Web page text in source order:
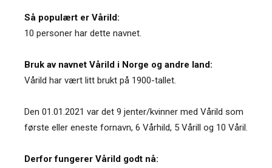
Så populært er Vårild:
10 personer har dette navnet.
Bruk av navnet Vårild i Norge og andre land:
Vårild har vært litt brukt på 1900-tallet.
Den 01.01.2021 var det 9 jenter/kvinner med Vårild som
første eller eneste fornavn, 6 Vårhild, 5 Vårill og 10 Våril.
Derfor fungerer Vårild godt nå: